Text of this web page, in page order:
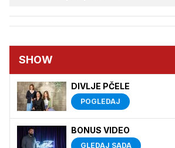
SHOW
DIVLJE PČELE
POGLEDAJ
BONUS VIDEO
GLEDAJ SADA